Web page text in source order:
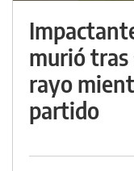
murió tras
rayo
partido